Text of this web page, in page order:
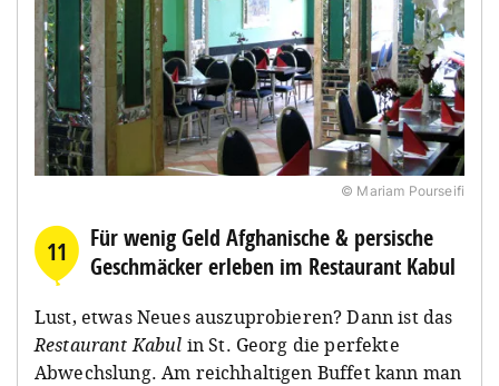
© Mariam Pourseifi
11
Für wenig Geld Afghanische & persische
Geschmäcker erleben im Restaurant Kabul
Lust, etwas Neues auszuprobieren? Dann ist das
Restaurant Kabul in St. Georg die perfekte
Abwechslung. Am reichhaltigen Buffet kann man